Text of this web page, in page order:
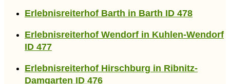
Erlebnisreiterhof Barth in Barth ID 478
Erlebnisreiterhof Wendorf in Kuhlen-Wendorf
ID 477
Erlebnisreiterhof Hirschburg in Ribnitz-
Damgarten ID 476